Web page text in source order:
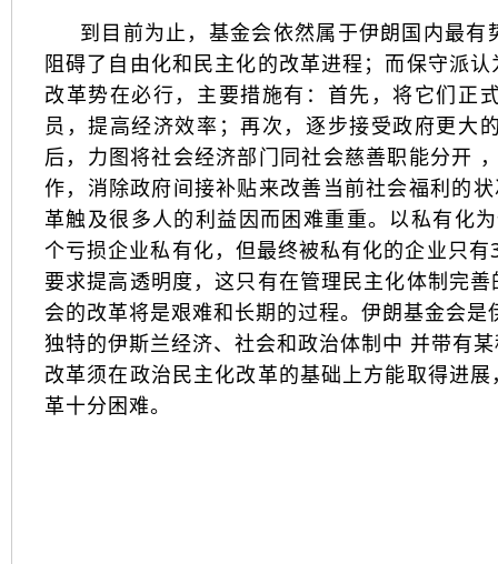
到目前为止，基金会依然属于伊朗国内最
阻碍了自由化和民主化的改革进程；而保守派
改革势在必行，主要措施有：首先，将它们正
员，提高经济效率；再次，逐步接受政府更大
后，力图将社会经济部门同社会慈善职能分开
作，消除政府间接补贴来改善当前社会福利的
革触及很多人的利益因而困难重重。以私有化
个亏损企业私有化，但最终被私有化的企业只
要求提高透明度，这只有在管理民主化体制完
会的改革将是艰难和长期的过程。伊朗基金会
独特的伊斯兰经济、社会和政治体制中 并带有
改革须在政治民主化改革的基础上方能取得进
革十分困难。